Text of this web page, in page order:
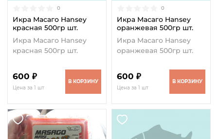
0
Икра Масаго Hansey
красная 500гр шт.
Икра Масаго Hansey
красная 500гр шт.
600 ₽
Цена за 1 шт
В КОРЗИНУ
0
Икра Масаго Hansey
оранжевая 500гр шт.
Икра Масаго Hansey
оранжевая 500гр шт.
600 ₽
Цена за 1 шт
В КОРЗИНУ